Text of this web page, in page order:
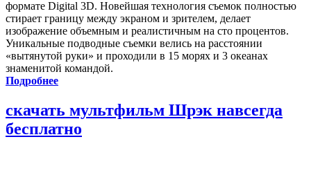
формате Digital 3D. Новейшая технология съемок полностью
стирает границу между экраном и зрителем, делает
изображение объемным и реалистичным на сто процентов.
Уникальные подводные съемки велись на расстоянии
«вытянутой руки» и проходили в 15 морях и 3 океанах
знаменитой командой.
Подробнее
скачать мультфильм Шрэк навсегда
бесплатно